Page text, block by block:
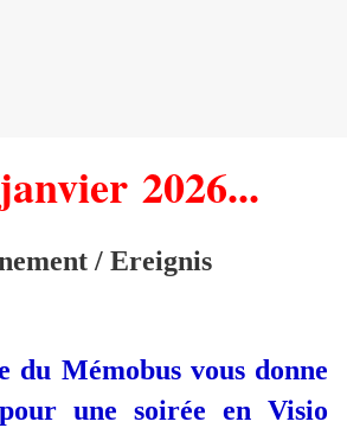
2026...
/ Ereignis
du Mémobus vous donne
une soirée en Visio